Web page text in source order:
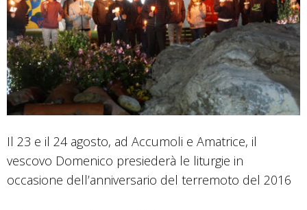
Il 23 e il 24 agosto, ad Accumoli e Amatrice, il
vescovo Domenico presiederà le liturgie in
occasione dell’anniversario del terremoto del 2016